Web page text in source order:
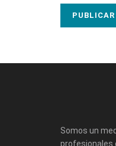
Somos un
profesionales